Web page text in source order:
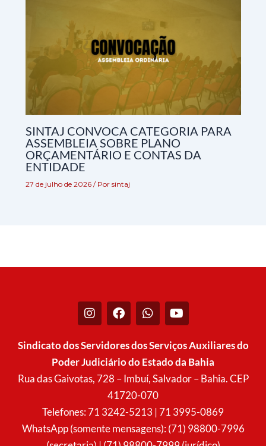
SINTAJ CONVOCA CATEGORIA PARA
ASSEMBLEIA SOBRE PLANO
ORÇAMENTÁRIO E CONTAS DA
ENTIDADE
27 de julho de 2026 / Por sintaj
I
n
t
g
r
F
a
e
b
o
o
k
W
h
t
a
p
p
Y
o
t
u
b
e
Sindicato dos Servidores dos Serviços Auxiliares do
Poder Judiciário do Estado da Bahia
Rua das Gaivotas, 728 – Imbuí, Salvador – Bahia. CEP
41720-070
Telefones: 71 3242-5213 | 71 3995-0869
WhatsApp (somente mensagens): (71) 98800-7996